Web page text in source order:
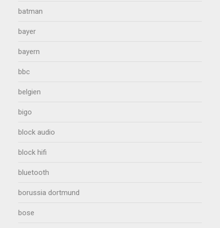
batman
bayer
bayern
bbc
belgien
bigo
block audio
block hifi
bluetooth
borussia dortmund
bose